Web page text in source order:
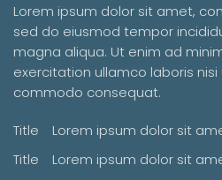
Lorem ipsum dolor sit amet,
sed do eiusmod tempor
magna aliqua. Ut enim ad
exercitation ullamco laboris
commodo consequat.
Title
Lorem ipsum dolor sit
Title
Lorem ipsum dolor sit